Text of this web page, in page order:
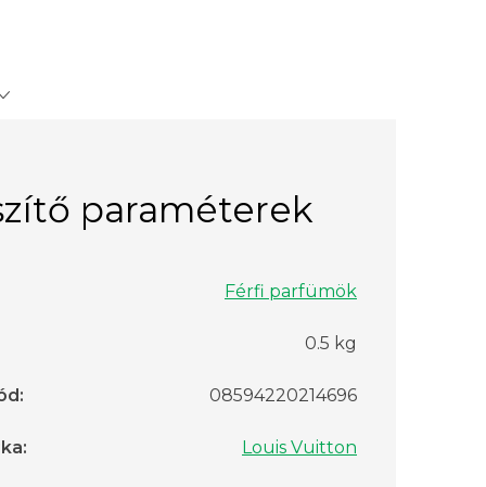
paraméterek
Férfi parfümök
0.5 kg
: 08594220214696
: Louis Vuitton